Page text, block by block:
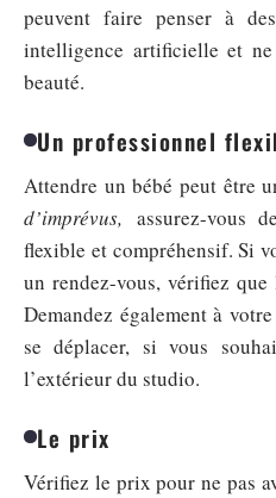
peuvent faire penser à
intelligence artificielle et
beauté.
Un professionnel
Attendre un bébé peut être
d’imprévus, assurez-vous
flexible et compréhensif. Si
un rendez-vous, vérifiez
Demandez également à
se déplacer, si vous
l’extérieur du studio.
Le prix
Vérifiez le prix pour ne pas